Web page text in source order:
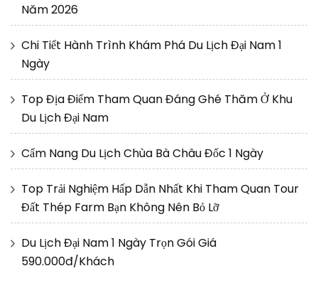
Năm 2026
Chi Tiết Hành Trình Khám Phá Du Lịch Đại Nam 1
Ngày
Top Địa Điểm Tham Quan Đáng Ghé Thăm Ở Khu
Du Lịch Đại Nam
Cẩm Nang Du Lịch Chùa Bà Châu Đốc 1 Ngày
Top Trải Nghiệm Hấp Dẫn Nhất Khi Tham Quan Tour
Đất Thép Farm Bạn Không Nên Bỏ Lỡ
Du Lịch Đại Nam 1 Ngày Trọn Gói Giá
590.000đ/Khách